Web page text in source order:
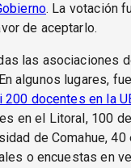
. La votación
de aceptarlo.
las asociaciones
algunos lugares,
200 docentes en la
en el Litoral, 100
de Comahue, 40
o encuestas en